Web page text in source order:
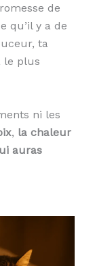
de
qu’il y a de
ta
le plus
ni les
, la chaleur
auras